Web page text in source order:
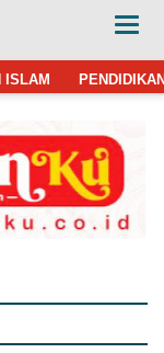
ISLAM